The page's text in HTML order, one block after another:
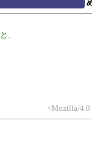
、
<Mozilla/4.0